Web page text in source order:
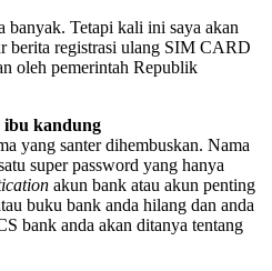
banyak. Tetapi kali ini saya akan
berita registrasi ulang SIM CARD
oleh pemerintah Republik
ibu kandung
yang santer dihembuskan. Nama
super password yang hanya
akun bank atau akun penting
buku bank anda hilang dan anda
bank anda akan ditanya tentang